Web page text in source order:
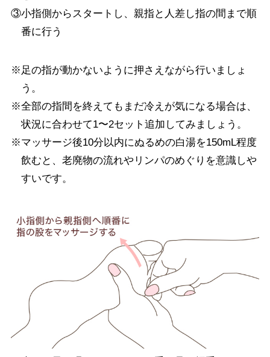
③小指側からスタートし、親指と人差し指の間まで順
番に行う
※足の指が動かないように押さえながら行いましょ
う。
※全部の指間を終えてもまだ冷えが気になる場合は、
状況に合わせて1〜2セット追加してみましょう。
※マッサージ後10分以内にぬるめの白湯を150mL程度
飲むと、老廃物の流れやリンパのめぐりを意識しや
すいです。